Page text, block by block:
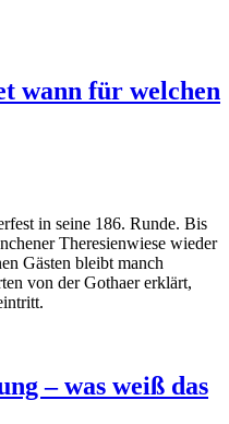
wann für welchen
in seine 186. Runde. Bis
Theresienwiese wieder
Gästen bleibt manch
von der Gothaer erklärt,
– was weiß das